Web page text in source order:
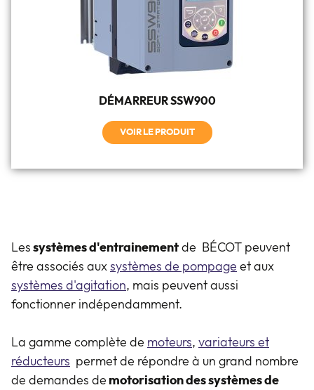
DÉMARREUR SSW900
VOIR LE PRODUIT
Les systèmes d'entrainement de BÉCOT peuvent
être associés aux systèmes de pompage et aux
systèmes d'agitation, mais peuvent aussi
fonctionner indépendamment.
La gamme complète de moteurs, variateurs et
réducteurs permet de répondre à un grand nombre
de demandes de motorisation des systèmes de